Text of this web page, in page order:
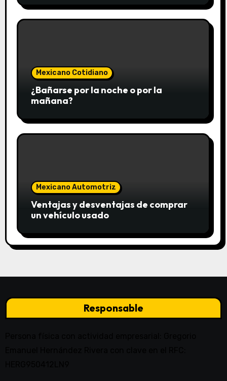
Mexicano Cotidiano
¿Bañarse por la noche o por la
mañana?
Mexicano Automotriz
Ventajas y desventajas de comprar
un vehículo usado
Responsable